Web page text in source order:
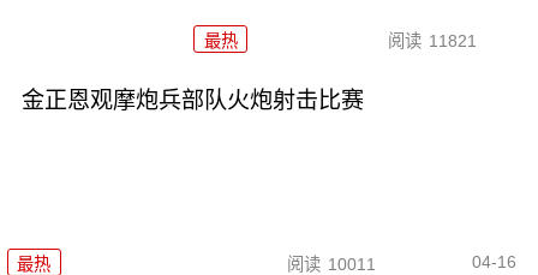
最热 阅读 11821
金正恩观摩炮兵部队火炮射击比赛
最热 阅读 10011 04-16